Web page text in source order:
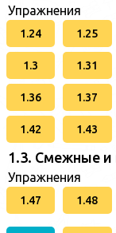
Упражнения
1.24 1.25
1.3 1.31
1.36 1.37
1.42 1.43
1.3. Смежные и
Упражнения
1.47 1.48